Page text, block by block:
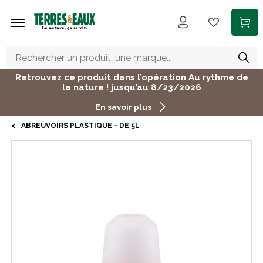
Retrouvez ce produit dans l’opération Au rythme de
la nature ! jusqu’au 8/23/2026
En savoir plus
ABREUVOIRS PLASTIQUE - DE 5L